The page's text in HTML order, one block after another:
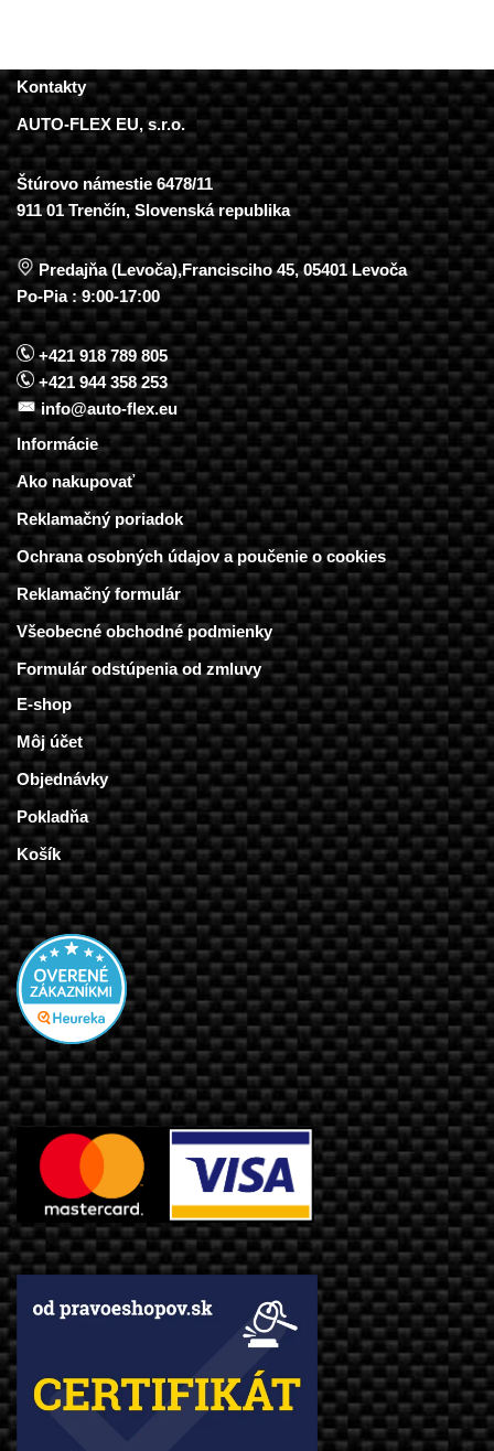
Kontakty
AUTO-FLEX EU, s.r.o.
Štúrovo námestie 6478/11
911 01 Trenčín, Slovenská republika
Predajňa (Levoča),Francisciho 45, 05401 Levoča
Po-Pia : 9:00-17:00
+421 918 789 805
+421 944 358 253
info@auto-flex.eu
Informácie
Ako nakupovať
Reklamačný poriadok
Ochrana osobných údajov a poučenie o cookies
Reklamačný formulár
Všeobecné obchodné podmienky
Formulár odstúpenia od zmluvy
E-shop
Môj účet
Objednávky
Pokladňa
Košík